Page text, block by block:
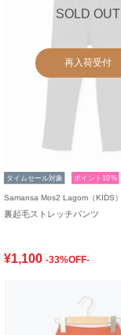
SOLD OUT
再入荷受付
タイムセール対象 ポイント10%
Samansa Mos2 Lagom（KIDS）
裏起毛ストレッチパンツ
¥1,100 -33%OFF-